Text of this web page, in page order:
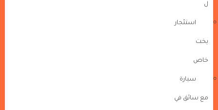
ل
استئجار
يخت
خاص
سيارة
مع سائق في